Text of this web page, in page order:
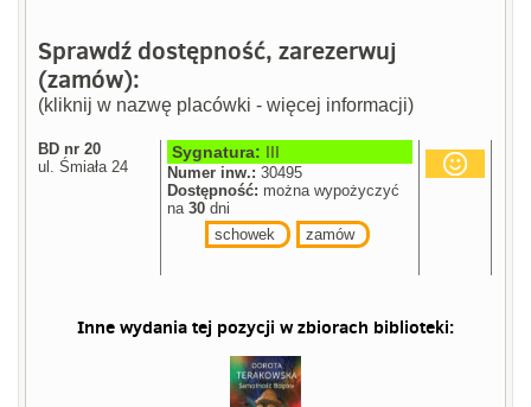
Sprawdź dostępność, zarezerwuj
(zamów):
(kliknij w nazwę placówki - więcej informacji)
BD nr 20
ul. Śmiała 24
Sygnatura: III
Numer inw.: 30495
Dostępność: można wypożyczyć
na30 dni
schowek
zamów
Inne wydania tej pozycji w zbiorach biblioteki: